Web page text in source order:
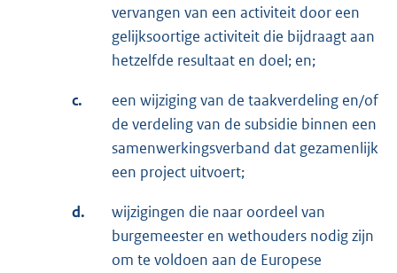
vervangen van een activiteit door een
gelijksoortige activiteit die bijdraagt aan
hetzelfde resultaat en doel; en;
c.
een wijziging van de taakverdeling en/of
de verdeling van de subsidie binnen een
samenwerkingsverband dat gezamenlijk
een project uitvoert;
d.
wijzigingen die naar oordeel van
burgemeester en wethouders nodig zijn
om te voldoen aan de Europese